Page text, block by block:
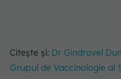
Citește și: Dr Gindrovel
Grupul de Vaccinologie al